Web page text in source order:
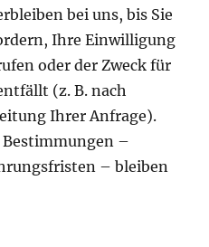
bei uns, bis Sie
Ihre Einwilligung
oder der Zweck für
(z. B. nach
Ihrer Anfrage).
–
– bleiben